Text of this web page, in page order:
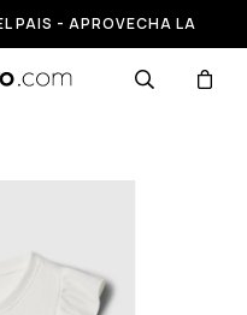
PAIS - APROVECHA LA
50% OFF